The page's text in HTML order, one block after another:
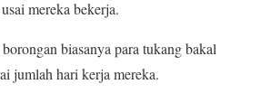
mereka bekerja.
biasanya para tukang bakal
jumlah hari kerja mereka.